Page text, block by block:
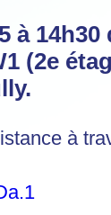
à 14h30
(2e
à